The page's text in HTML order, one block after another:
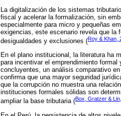
La digitalización de los sistemas
fiscal y acelerar la formalización, sin
especialmente para micro y pequeñas
exigencias, este escenario revela que la
desigualdades y exclusiones (Roy & Khan,
En el plano institucional, la literatura ha
para incentivar el emprendimiento
concluyentes, un análisis comparativo
confirma que una mayor seguridad
que la corrupción no muestra una
instituciones formales sólidas son
ampliar la base tributaria (Box, Gratzer &